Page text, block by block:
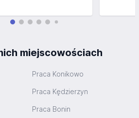
miejscowościach
Praca Konikowo
Praca Kędzierzyn
Praca Bonin